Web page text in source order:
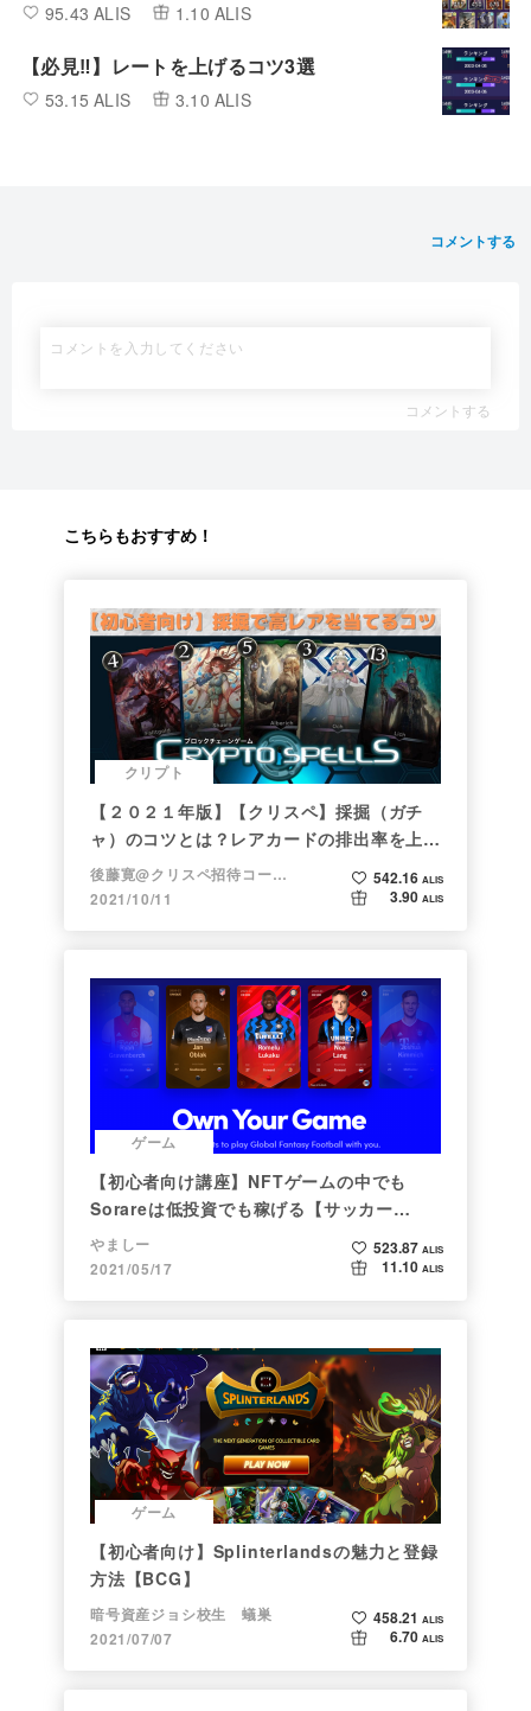
95.43 ALIS 1.10 ALIS
【必見‼︎】レートを上げるコツ3選
53.15 ALIS 3.10 ALIS
コメントする
コメントする
こちらもおすすめ！
クリプト
【２０２１年版】【クリスペ】採掘（ガチ
ャ）のコツとは？レアカードの排出率を上げ
る方法【初心者向け】
後藤寛@クリスペ招待コード→LHiH
2021/10/11
542.16 ALIS
3.90 ALIS
ゲーム
【初心者向け講座】NFTゲームの中でも
Sorareは低投資でも稼げる【サッカー
×NFT×BCG】
やましー
2021/05/17
523.87 ALIS
11.10 ALIS
ゲーム
【初心者向け】Splinterlandsの魅力と登録
方法【BCG】
暗号資産ジョシ校生 蟻巣
2021/07/07
458.21 ALIS
6.70 ALIS